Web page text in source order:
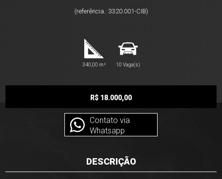
(referência.: 3320.001-CIB)
340,00 m² 10 Vaga(s)
R$ 18.000,00
Contato via
Whatsapp
DESCRIÇÃO